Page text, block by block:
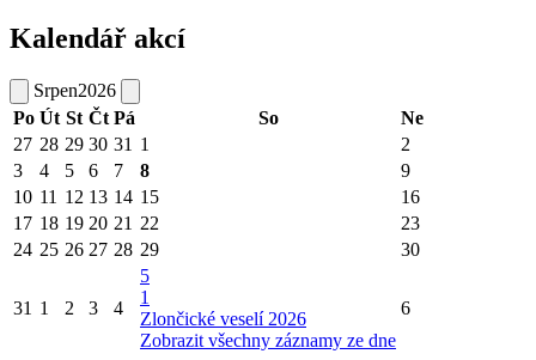
Kalendář akcí
Srpen2026
Po Út St Čt Pá So
Ne
27 28 29 30 31 1
2
3
4 5 6 7 8
9
10 11 12 13 14 15
16
17 18 19 20 21 22
23
24 25 26 27 28 29 30
31 1 2 3 4
5
1
Zlončické veselí 2026
Zobrazit všechny záznamy ze dne
6